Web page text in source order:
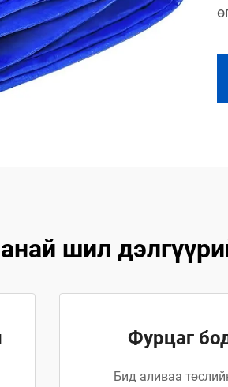
шил
Фурцаг
Бид аливаа